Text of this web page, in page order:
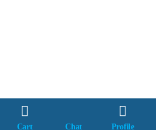
Yellow Fever
Cart Chat Profile